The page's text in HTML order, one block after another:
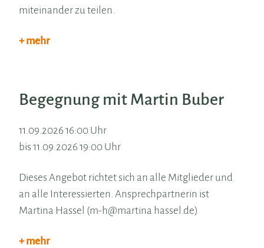
miteinander zu teilen.
+ mehr
Begegnung mit Martin Buber
11.09.2026 16:00 Uhr
bis 11.09.2026 19:00 Uhr
Dieses Angebot richtet sich an alle Mitglieder und
an alle Interessierten. Ansprechpartnerin ist
Martina Hassel (m-h@martina hassel.de)
+ mehr